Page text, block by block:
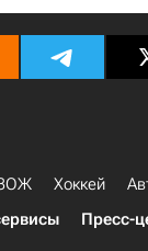
Хоккей
Пресс-